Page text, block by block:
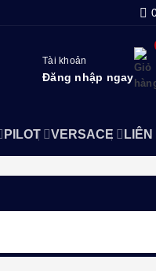
Tài khoản
Đăng nhập ngay
PILOT VERSACE LIÊN